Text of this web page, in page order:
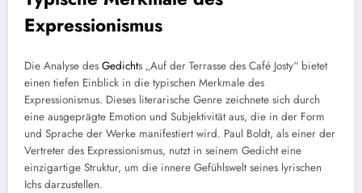
Expressionismus
Die Analyse des Gedichts „Auf der Terrasse des Café Josty“ bietet
einen tiefen Einblick in die typischen Merkmale des
Expressionismus. Dieses literarische Genre zeichnete sich durch
eine ausgeprägte Emotion und Subjektivität aus, die in der Form
und Sprache der Werke manifestiert wird. Paul Boldt, als einer der
Vertreter des Expressionismus, nutzt in seinem Gedicht eine
einzigartige Struktur, um die innere Gefühlswelt seines lyrischen
Ichs darzustellen.